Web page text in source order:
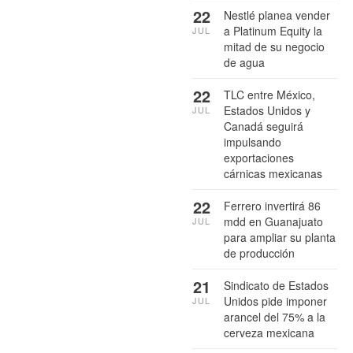
Nestlé planea vender
a Platinum Equity la
mitad de su negocio
de agua
22
JUL
TLC entre México,
Estados Unidos y
Canadá seguirá
impulsando
exportaciones
cárnicas mexicanas
22
JUL
Ferrero invertirá 86
mdd en Guanajuato
para ampliar su planta
de producción
22
JUL
Sindicato de Estados
Unidos pide imponer
arancel del 75% a la
cerveza mexicana
21
JUL